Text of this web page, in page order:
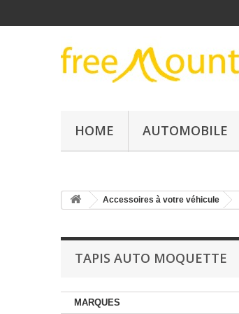
HOME AUTOMOBILE
Accessoires à votre véhicule
TAPIS AUTO MOQUETTE
MARQUES